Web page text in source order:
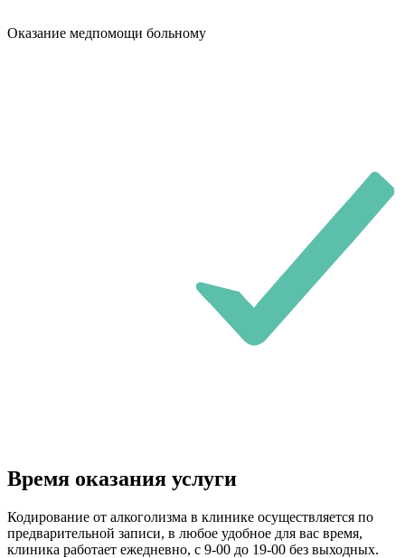
Оказание медпомощи больному
Время оказания услуги
Кодирование от алкоголизма в клинике осуществляется по
предварительной записи, в любое удобное для вас время,
клиника работает ежедневно, с 9-00 до 19-00 без выходных.